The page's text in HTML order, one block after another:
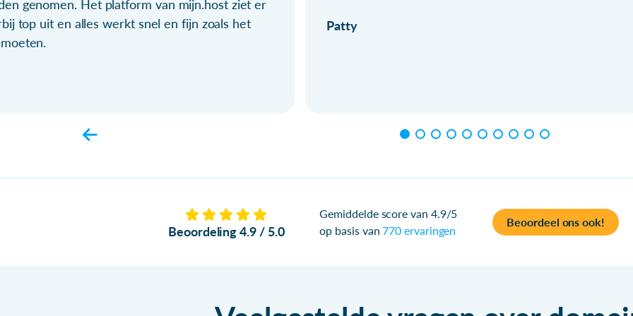
genomen. Het platform van mijn.host ziet er
top uit en alles werkt snel en fijn zoals het
Patty
Beoordeling 4.9 / 5.0
Gemiddelde score van 4.9/5
op basis van770 ervaringen
Beoordeel ons ook!